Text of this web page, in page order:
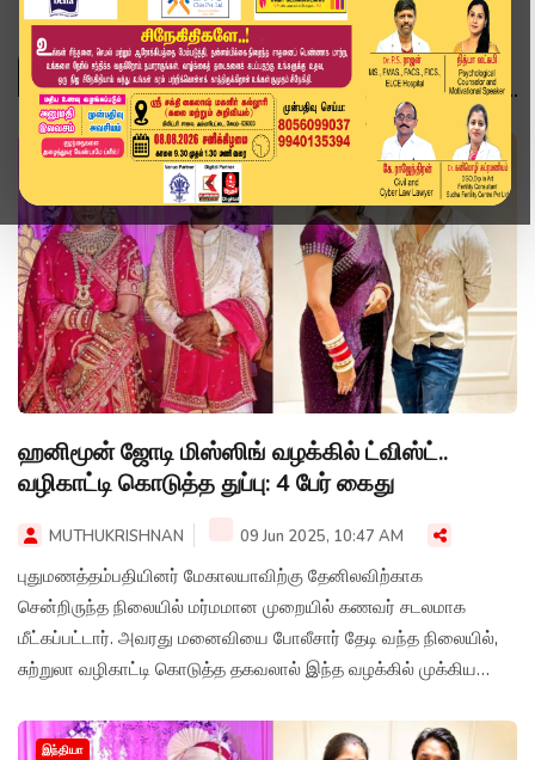
இந்தியா
ஹனிமூன் ஜோடி மிஸ்ஸிங் வழக்கில் ட்விஸ்ட்..
வழிகாட்டி கொடுத்த துப்பு: 4 பேர் கைது
MUTHUKRISHNAN 09 Jun 2025, 10:47 AM
புதுமணத்தம்பதியினர் மேகாலயாவிற்கு தேனிலவிற்காக
சென்றிருந்த நிலையில் மர்மமான முறையில் கணவர் சடலமாக
மீட்கப்பட்டார். அவரது மனைவியை போலீசார் தேடி வந்த நிலையில்,
சுற்றுலா வழிகாட்டி கொடுத்த தகவலால் இந்த வழக்கில் முக்கிய
கொலை செய்துள்ள சம்பவம் வெளிச்சத்திற்கு வந்துள்ளது.
இந்தியா